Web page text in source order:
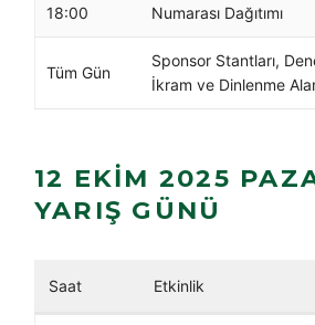
18:00 Numarası Dağıtımı
Tüm Gün
Sponsor Stantları,
İkram ve Dinlenme
12 EKIM 2025
YARIŞ GÜNÜ
Saat Etkinlik